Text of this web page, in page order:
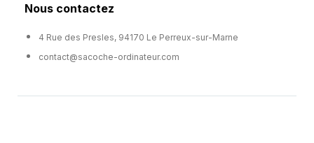
Nous contactez
4 Rue des Presles, 94170 Le Perreux-sur-Marne
contact@sacoche-ordinateur.com